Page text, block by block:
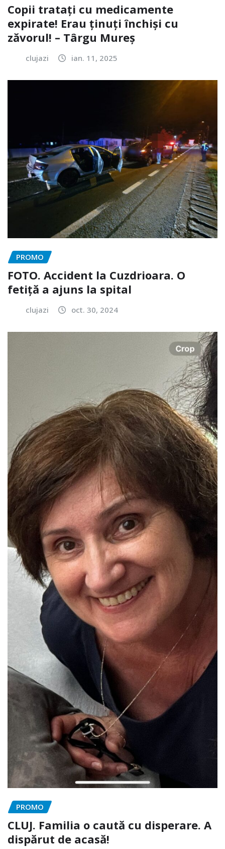
Copii tratați cu medicamente
expirate! Erau ținuți închiși cu
zăvorul! – Târgu Mureș
clujazi ian. 11, 2025
PROMO
FOTO. Accident la Cuzdrioara. O
fetiță a ajuns la spital
clujazi oct. 30, 2024
PROMO
CLUJ. Familia o caută cu disperare. A
dispărut de acasă!